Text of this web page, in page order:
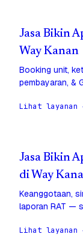
Jasa Bikin
Way Kanan
Booking unit,
pembayaran, &
Lihat layanan
Jasa Bikin
di Way
Keanggotaan,
laporan RAT —
Lihat layanan